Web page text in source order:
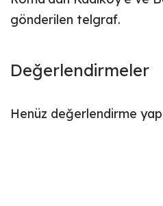
gönderilen telgraf.
Değerlendirmeler
Henüz değerlendirme